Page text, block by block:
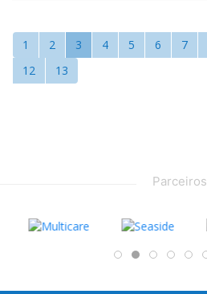
1 2 3 4 5 6 7
12
13
Parceiros